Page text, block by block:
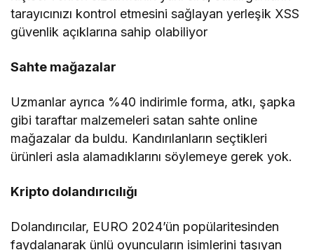
tarayıcınızı kontrol etmesini sağlayan yerleşik XSS
güvenlik açıklarına sahip olabiliyor
Sahte mağazalar
Uzmanlar ayrıca %40 indirimle forma, atkı, şapka
gibi taraftar malzemeleri satan sahte online
mağazalar da buldu. Kandırılanların seçtikleri
ürünleri asla alamadıklarını söylemeye gerek yok.
Kripto dolandırıcılığı
Dolandırıcılar, EURO 2024’ün popülaritesinden
faydalanarak ünlü oyuncuların isimlerini taşıyan